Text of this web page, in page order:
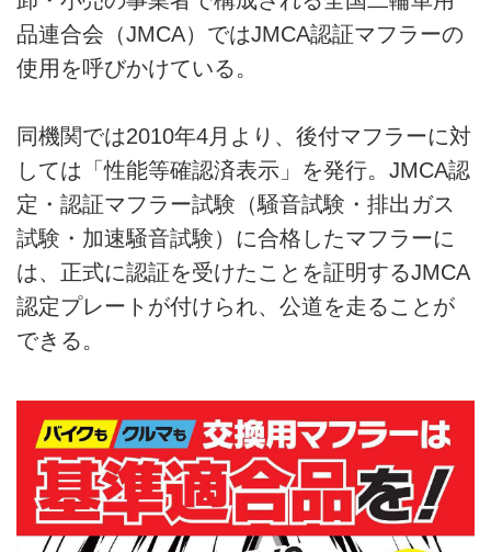
品連合会（JMCA）ではJMCA認証マフラーの
使用を呼びかけている。
同機関では2010年4月より、後付マフラーに対
しては「性能等確認済表示」を発行。JMCA認
定・認証マフラー試験（騒音試験・排出ガス
試験・加速騒音試験）に合格したマフラーに
は、正式に認証を受けたことを証明するJMCA
認定プレートが付けられ、公道を走ることが
できる。